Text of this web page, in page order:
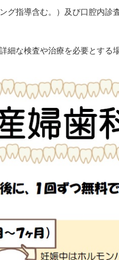
グ指導含む。）及び口腔内診
細な検査や治療を必要とする